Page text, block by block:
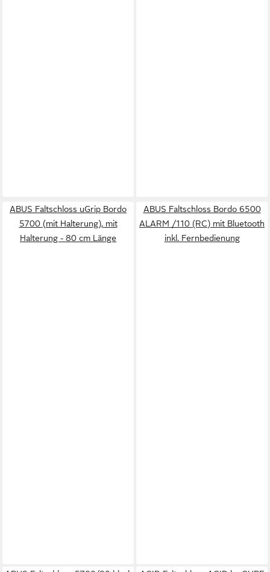
ABUS Faltschloss uGrip Bordo
5700 (mit Halterung), mit
Halterung - 80 cm Länge
ABUS Faltschloss Bordo 6500
ALARM /110 (RC) mit Bluetooth
inkl. Fernbedienung